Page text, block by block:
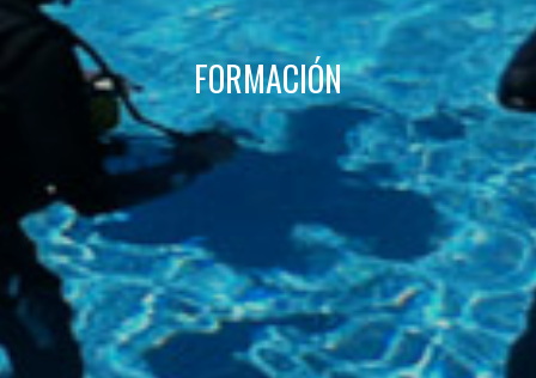
FORMACIÓN
L'utilisateur a la possibilité de configurer son navigateur,
pouvant, s'il le souhaite, empêcher leur installation sur son
disque dur, même s'il doit garder à l'esprit qu'une telle
action peut entraîner des difficultés de navigation sur le
Analyse et Personnalisation
Ils permettent le suivi et l'analyse du comportement des
utilisateurs de ce site. Les informations collectées via ce
type de cookies sont utilisées pour mesurer l'activité du
Web pour l'élaboration des profils de navigation des
utilisateurs afin d'introduire des améliorations basées sur
l'analyse des données d'utilisation effectuée par les
utilisateurs du service. . Ils nous permettent de
sauvegarder les informations de préférence de l'utilisateur
pour améliorer la qualité de nos services et offrir une
meilleure expérience grâce aux produits recommandés.